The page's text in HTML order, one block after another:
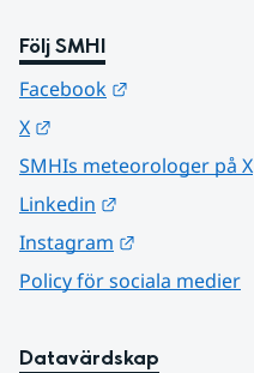
Följ SMHI
Facebook
X
SMHIs meteorologer på X
Linkedin
Instagram
Policy för sociala medier
Datavärdskap